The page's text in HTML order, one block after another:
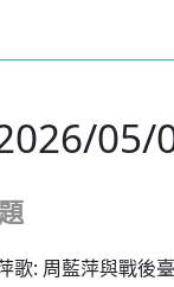
05/
歌: 周藍萍與戰後